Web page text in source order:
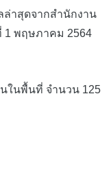
ล่าสุดจากสำนักงาน
พฤษภาคม 2564
ในพื้นที่ จำนวน 125